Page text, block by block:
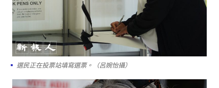
選民正在投票站填寫選票。（呂婉怡攝）